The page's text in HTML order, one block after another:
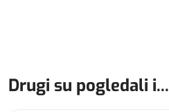
Drugi su pogledali i...